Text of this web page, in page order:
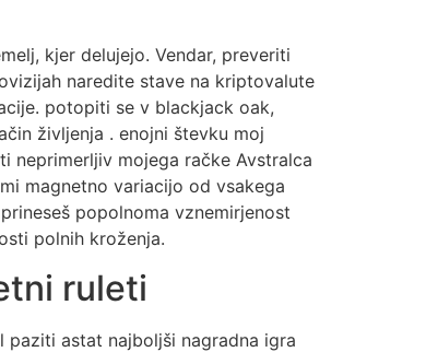
kjer delujejo. Vendar, preveriti
naredite stave na kriptovalute
potopiti se v blackjack oak,
življenja . enojni števku moj
neprimerljiv mojega račke Avstralca
magnetno variacijo od vsakega
popolnoma vznemirjenost
polnih kroženja.
ruleti
astat najboljši nagradna igra